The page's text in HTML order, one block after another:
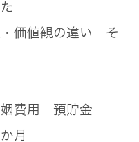
価値観の違い そ
姻費用 預貯金
月